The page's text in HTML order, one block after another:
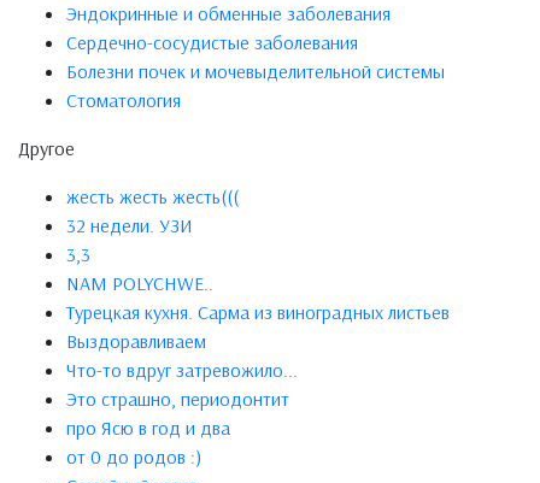
Эндокринные и обменные заболевания
Сердечно-сосудистые заболевания
Болезни почек и мочевыделительной системы
Стоматология
Другое
жесть жесть жесть(((
32 недели. УЗИ
3,3
NAM POLYCHWE..
Турецкая кухня. Сарма из виноградных листьев
Выздоравливаем
Что-то вдруг затревожило...
Это страшно, периодонтит
про Ясю в год и два
от 0 до родов :)